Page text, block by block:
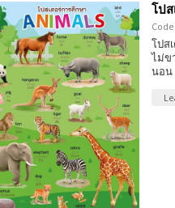
โป
โปส
ไม่ข
นอน